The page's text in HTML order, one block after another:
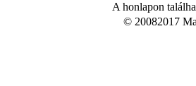
A honlapon
© 20082017